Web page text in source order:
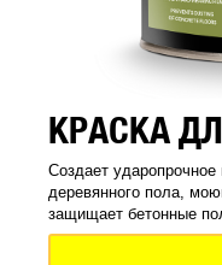
КРАСКА
Создает ударопрочное
деревянного пола,
защищает бетонные